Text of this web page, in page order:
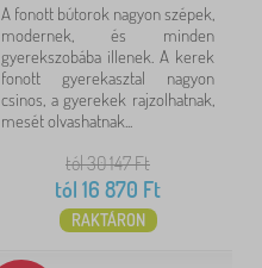
A fonott bútorok nagyon szépek,
modernek, és minden
gyerekszobába illenek. A kerek
fonott gyerekasztal nagyon
csinos, a gyerekek rajzolhatnak,
mesét olvashatnak...
tól 30 147Ft
tól 16 870 Ft
RAKTÁRON